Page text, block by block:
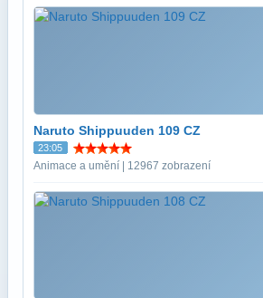
Naruto Shippuuden 109 CZ
23:05
Animace a umění | 12967 zobrazení